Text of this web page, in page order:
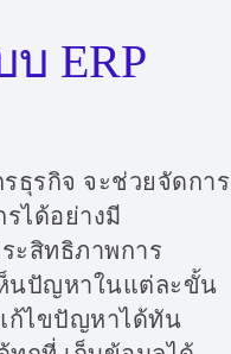
ERP
ธุรกิจ จะช่วยจัดการ
ได้อย่างมี
ะสิทธิภาพการ
นปัญหาในแต่ละขั้น
ก้ไขปัญหาได้ทัน